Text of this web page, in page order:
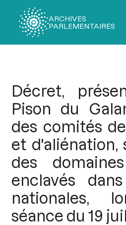
ARCHIVES
PARLEMENTAIRES
Décret,
Pison du
des comités
et d'aliénation,
des
enclavés
nationales,
séance du 19